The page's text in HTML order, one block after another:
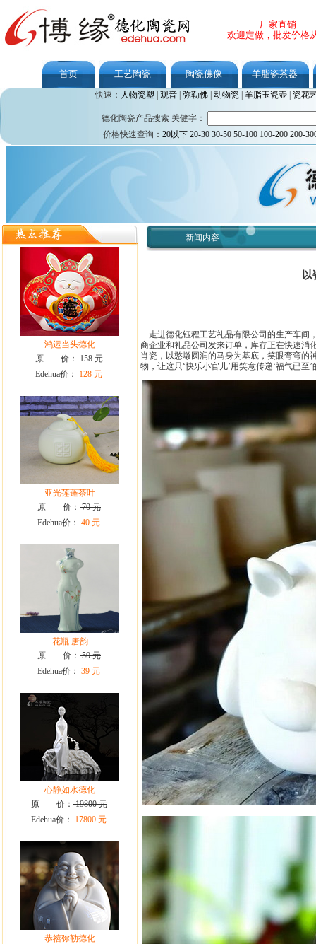
厂家直销
欢迎定做，批发价格
首页 工艺陶瓷 陶瓷佛像 羊脂瓷茶器
快速： 人物瓷塑 观音| 弥勒佛| 动物瓷| 羊脂玉瓷壶| 瓷花
德化陶瓷产品搜索 关健字：
价格快速查询： 20以下 20-30 30-50 50-100 100-200 200-
鸿运当头德化
原 价： 158 元
Edehua价：
128 元
亚光莲蓬茶叶
原 价： 70 元
Edehua价： 40 元
花瓶 唐韵
原 价： 50 元
Edehua价： 39 元
心静如水德化
原 价： 19800 元
Edehua价：
17800 元
恭禧弥勒德化
新闻内容
走进德化钰程工艺礼品有限公司的生产车间
商企业和礼品公司发来订单，库存正在快速消
肖瓷，以憨墩圆润的马身为基底，笑眼弯弯的
物，让这只‘快乐小官儿’用笑意传递‘福气已至’